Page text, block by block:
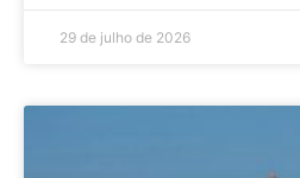
29 de julho de 2026